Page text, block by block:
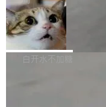
l 迁移或唤醒时，新宿主
库继续执行。存储库是持
te 17 Pro、OPPO K15
样的次旗舰。 Galaxy Z
Z Flip8三款折叠屏新机均
部搭载骁龙8 Elite Gen5
本控制系统。目前处于
ltaDB 的核心思路直接写
眼的位置：「Software is
mits」——软件是在
SpaceXAI 单季资本开
根据风险投资人Tomer
析）披露的最新分析与第
白开水不加糖